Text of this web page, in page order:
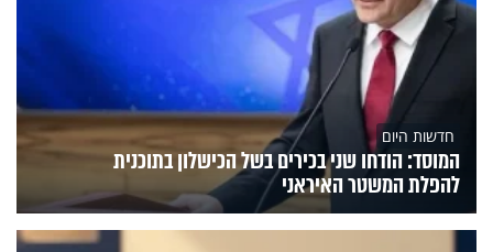
חדשות היום
המוסד: הודחו שני בכירים בשל הכישלון בתוכנית
להפלת המשטר האיראני